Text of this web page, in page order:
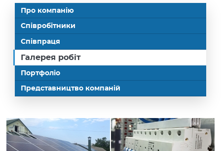
Про компанію
Співробітники
Співпраця
Галерея робіт
Портфоліо
Представництво компаній